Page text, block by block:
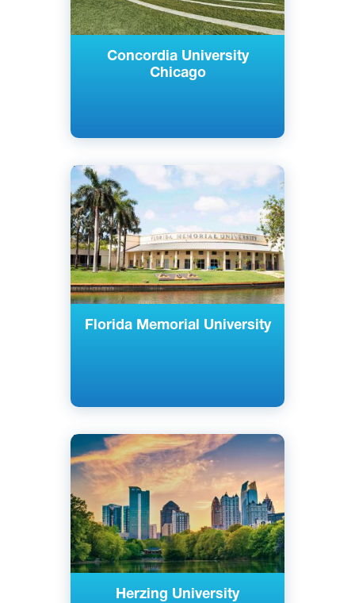
Concordia University
Chicago
Florida Memorial University
Английский
Майами-Гарденс, Флорида, США
Частный
Herzing University
Английский
Милуоки, США
Частный